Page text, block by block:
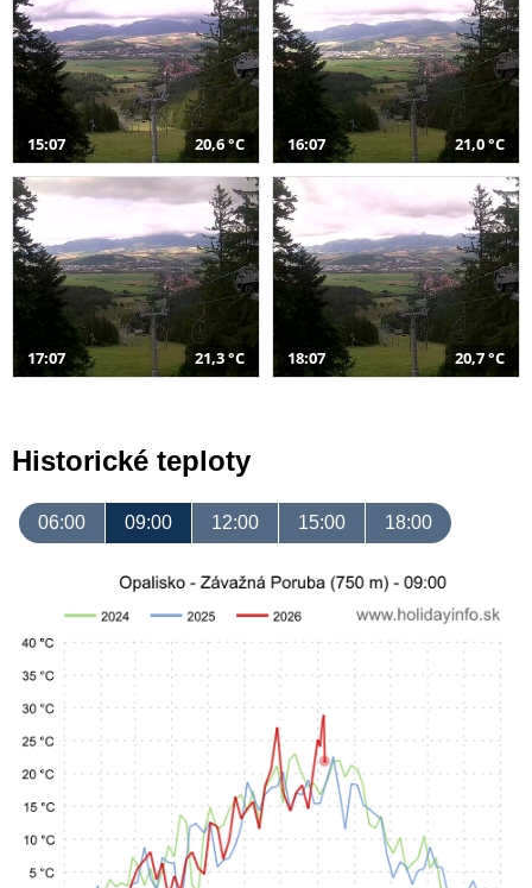
15:07 20,6 °C 16:07 21,0 °C
17:07 21,3 °C 18:07 20,7 °C
Historické teploty
06:00 09:00 12:00 15:00 18:00